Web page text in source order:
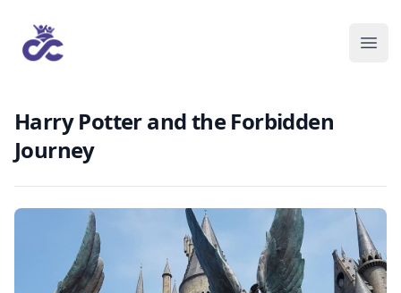
Harry Potter and the Forbidden
Journey